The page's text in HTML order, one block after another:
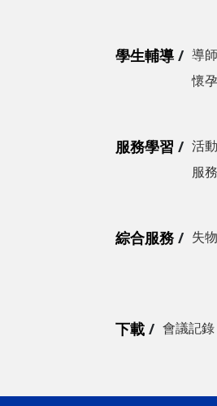
學生輔導 導
懷
服務學習 活
服
綜合服務 失
下載 會議記錄